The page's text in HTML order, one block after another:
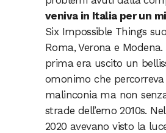
veniva in Italia per un
Six Impossible Things
Roma, Verona e
prima era uscito un
omonimo che percorreva
malinconia ma non
strade dell’emo 2010s.
2020 avevano visto la